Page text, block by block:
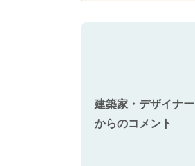
建築家・デザイナー
からのコメント